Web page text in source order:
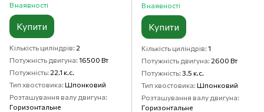
В наявності
Купити
Кількість циліндрів 2
Потужність двигуна 16500 Вт
Потужність 22.1 к.с.
Тип хвостовика Шпонковий
Розташування валу двигуна
Горизонтальне
В наявності
Купити
Кількість циліндрів 1
Потужність двигуна 2600 Вт
Потужність 3.5 к.с.
Тип хвостовика Шпонковий
Розташування валу двигуна
Горизонтальне